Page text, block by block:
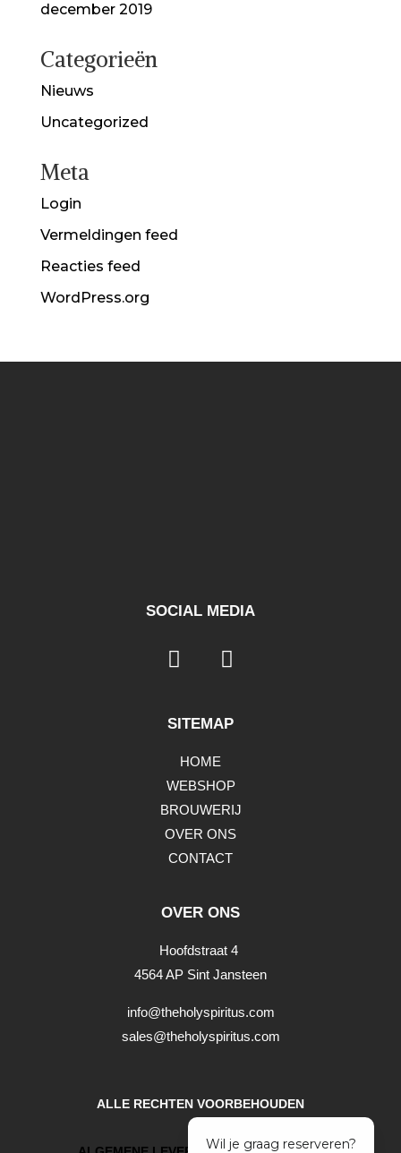
december 2019
Categorieën
Nieuws
Uncategorized
Meta
Login
Vermeldingen feed
Reacties feed
WordPress.org
SOCIAL MEDIA
SITEMAP
HOME
WEBSHOP
BROUWERIJ
OVER ONS
CONTACT
OVER ONS
Hoofdstraat 4
4564 AP Sint Jansteen
info@theholyspiritus.com
sales@theholyspiritus.com
ALLE RECHTEN VOORBEHOUDEN